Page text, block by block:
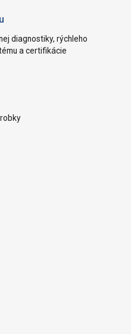
diagnostiky, rýchleho
a certifikácie